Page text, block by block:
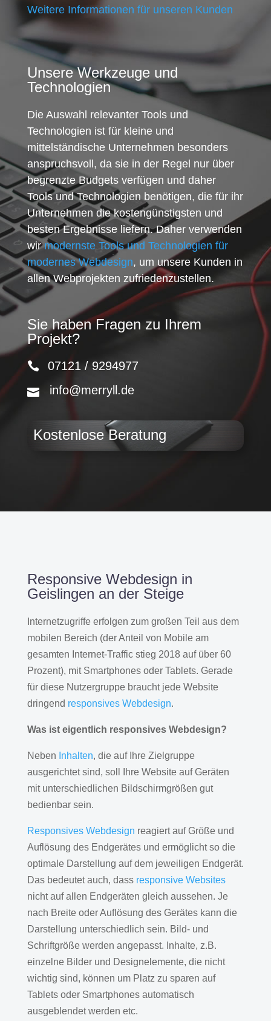
Weitere Informationen für unseren Kunden
Unsere Werkzeuge und
Technologien
Die Auswahl relevanter Tools und
Technologien ist für kleine und
mittelständische Unternehmen besonders
anspruchsvoll, da sie in der Regel nur über
begrenzte Budgets verfügen und daher
Tools und Technologien benötigen, die für ihr
Unternehmen die kostengünstigsten und
besten Ergebnisse liefern. Daher verwenden
wirmodernste Tools und Technologien für
modernes Webdesign, um unsere Kunden in
allen Webprojekten zufriedenzustellen.
Sie haben Fragen zu Ihrem
Projekt?
07121 / 9294977
info@merryll.de
Kostenlose Beratung
Responsive Webdesign in
Geislingen an der Steige
Internetzugriffe erfolgen zum großen Teil aus dem
mobilen Bereich (der Anteil von Mobile am
gesamten Internet-Traffic stieg 2018 auf über 60
Prozent), mit Smartphones oder Tablets. Gerade
für diese Nutzergruppe braucht jede Website
dringend responsives Webdesign.
Was ist eigentlich responsives Webdesign?
Neben Inhalten, die auf Ihre Zielgruppe
ausgerichtet sind, soll Ihre Website auf Geräten
mit unterschiedlichen Bildschirmgrößen gut
bedienbar sein.
Responsives Webdesign reagiert auf Größe und
Auflösung des Endgerätes und ermöglicht so die
optimale Darstellung auf dem jeweiligen Endgerät.
Das bedeutet auch, dass responsive Websites
nicht auf allen Endgeräten gleich aussehen. Je
nach Breite oder Auflösung des Gerätes kann die
Darstellung unterschiedlich sein. Bild- und
Schriftgröße werden angepasst. Inhalte, z.B.
einzelne Bilder und Designelemente, die nicht
wichtig sind, können um Platz zu sparen auf
Tablets oder Smartphones automatisch
ausgeblendet werden etc.